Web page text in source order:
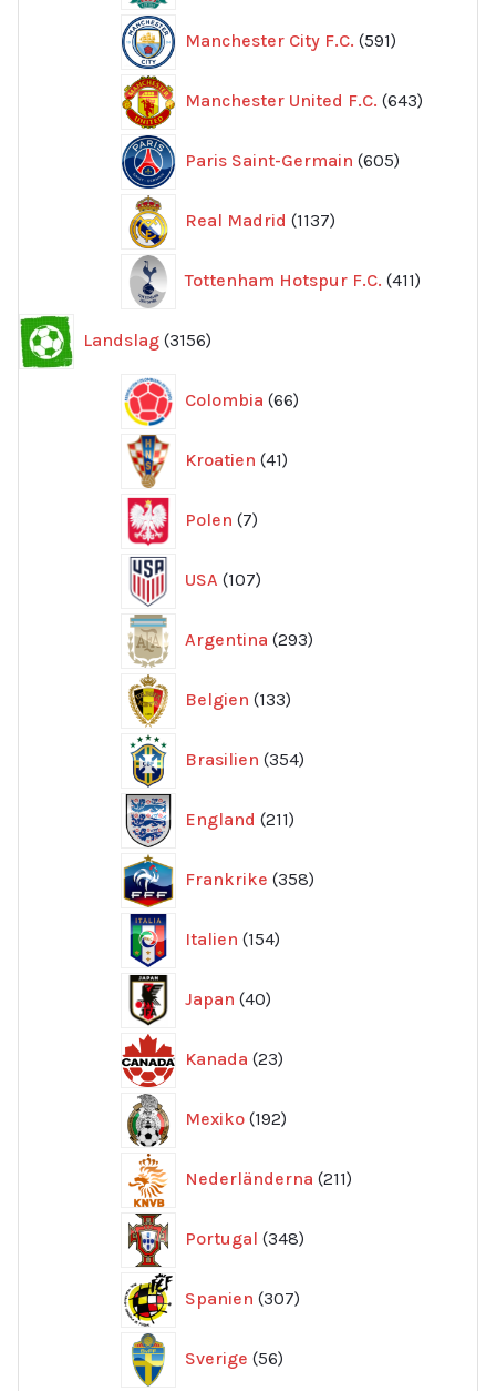
Manchester City F.C. 591
produkter
Manchester United F.C. 643
Paris Saint-Germain 605
produkter
Real Madrid 1137
produkter
Tottenham Hotspur F.C. 411
produkter
Landslag 3156
produkter
Colombia 66
produkter
Kroatien 41
produkter
Polen 7
produkter
USA 107
produkter
Argentina 293
produkter
Belgien 133
produkter
Brasilien 354
produkter
England 211
produkter
Frankrike 358
produkter
Italien 154
produkter
Japan 40
produkter
Kanada 23
produkter
Mexiko 192
produkter
Nederländerna 211
produkter
Portugal 348
produkter
Spanien 307
produkter
Sverige 56
produkter